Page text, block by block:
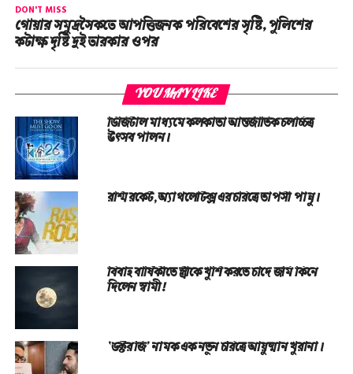
DON'T MISS
গোয়ার সমুদ্রসৈকতে আপত্তিজনক পরিবেশের সৃষ্টি, পুলিশের
কটাক্ষ দৃষ্টি দুই তারকার ওপর
YOU MAY LIKE
ডিজিটাল মাধ্যমে কলকাতা আন্তর্জাতিক চলচ্চিত্র
উৎসব পালন।
রশ্মি রকেট, অ্যাথলেটিক্স এর চরিত্রে তাপসী পান্নু।
বিবাহ বার্ষিকীতে স্ত্রীকে খুশি করতে চাঁদে জমি কিনে
দিলেন স্বামী!
‘ডক্টর জি’ নামক এক নতুন চরিত্রে আয়ুষ্মান খুরানা।